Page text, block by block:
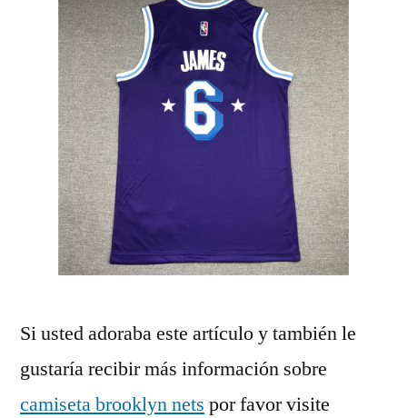
Si usted adoraba este artículo y también le
gustaría recibir más información sobre
camiseta brooklyn nets por favor visite